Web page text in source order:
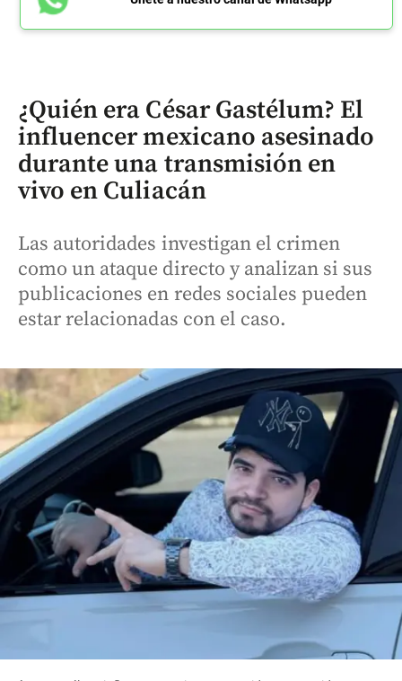
¿Quién era César Gastélum? El
influencer mexicano asesinado
durante una transmisión en
vivo en Culiacán
Las autoridades investigan el crimen
como un ataque directo y analizan si sus
publicaciones en redes sociales pueden
estar relacionadas con el caso.